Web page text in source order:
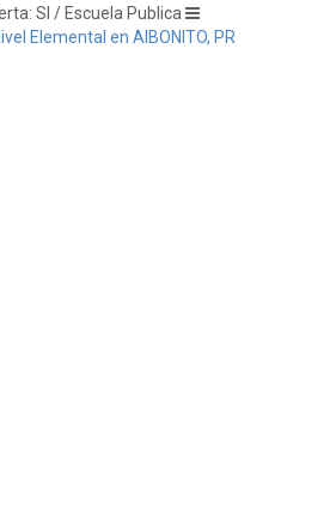
SI / Escuela Publica
Elemental en AIBONITO, PR